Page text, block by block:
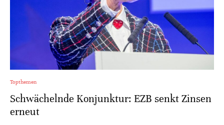
Topthemen
Schwächelnde Konjunktur: EZB senkt Zinsen
erneut